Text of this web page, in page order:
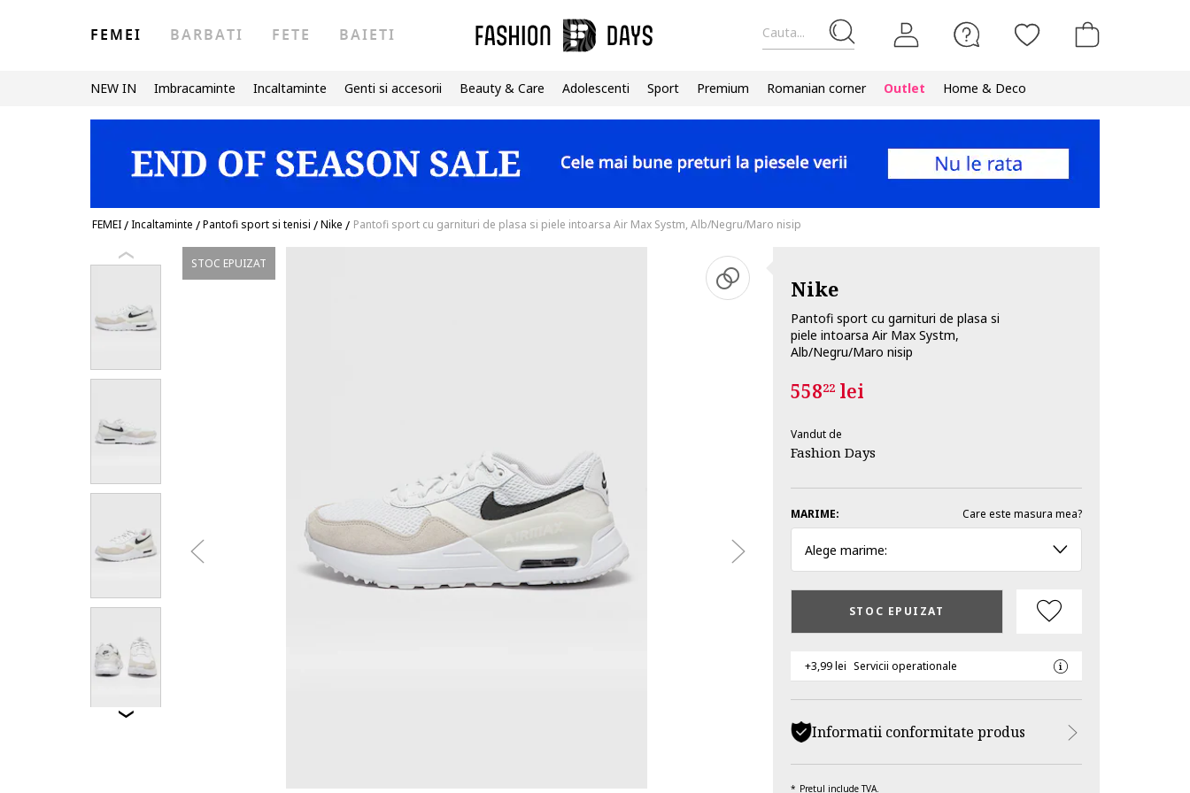
Cauta...
FEMEI BARBATI FETE BAIETI
NEW IN Imbracaminte Incaltaminte Genti si accesorii Beauty & Care Adolescenti Sport Premium Romanian corner Outlet Home & Deco
FEMEI/Incaltaminte /Pantofi sport si tenisi /Nike / Pantofi sport cu garnituri de plasa si piele intoarsa Air Max Systm, Alb/Negru/Maro nisip
STOC EPUIZAT
Nike
Pantofi sport cu garnituri de plasa si
piele intoarsa Air Max Systm,
Alb/Negru/Maro nisip
55822lei
Vandut de
Fashion Days
MARIME: Care este masura mea?
Alege marime:
STOC EPUIZAT
+3,99 lei Servicii operationale
Informatii conformitate produs
Pretul include TVA.